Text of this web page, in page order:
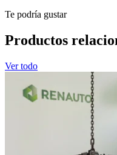
Te podría gustar
Productos
Ver todo